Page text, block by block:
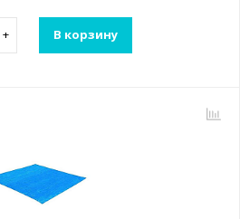
+ В корзину